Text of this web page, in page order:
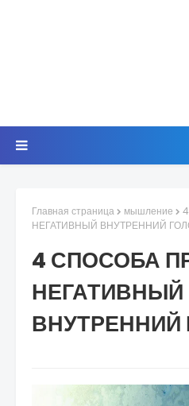
Главная страница мышление
НЕГАТИВНЫЙ ВНУТРЕННИЙ
4 СПОСОБА
НЕГАТИВНЫЙ
ВНУТРЕННИЙ